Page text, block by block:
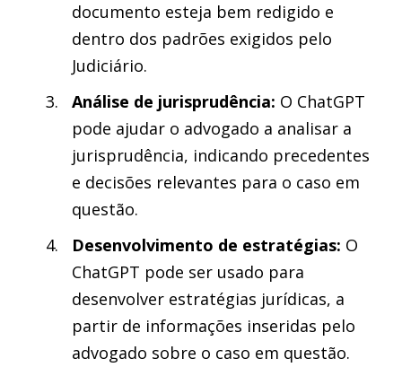
documento esteja bem redigido e
dentro dos padrões exigidos pelo
Judiciário.
Análise de jurisprudência: O ChatGPT
pode ajudar o advogado a analisar a
jurisprudência, indicando precedentes
e decisões relevantes para o caso em
questão.
Desenvolvimento de estratégias: O
ChatGPT pode ser usado para
desenvolver estratégias jurídicas, a
partir de informações inseridas pelo
advogado sobre o caso em questão.